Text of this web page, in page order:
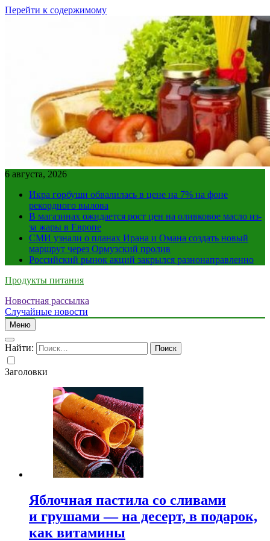
Перейти к содержимому
6 августа, 2026
Икра горбуши обвалилась в цене на 7% на фоне
рекордного вылова
В магазинах ожидается рост цен на оливковое масло из-
за жары в Европе
СМИ узнали о планах Ирана и Омана создать новый
маршрут через Ормузский пролив
Российский рынок акций закрылся разнонаправленно
Продукты питания
Новостная рассылка
Случайные новости
Меню
Найти:
Заголовки
Яблочная пастила со сливами
и грушами — на десерт, в подарок,
как витамины